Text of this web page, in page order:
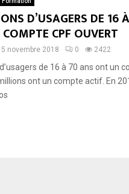
D’USAGERS DE 16
CPF OUVERT
novembre 2018 0 2422
de 16 à 70 ans ont un
ont un compte actif. En